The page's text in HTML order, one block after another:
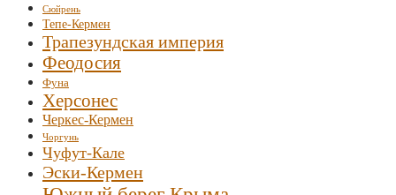
Сюйрень
Тепе-Кермен
Трапезундская империя
Феодосия
Фуна
Херсонес
Черкес-Кермен
Чоргунь
Чуфут-Кале
Эски-Кермен